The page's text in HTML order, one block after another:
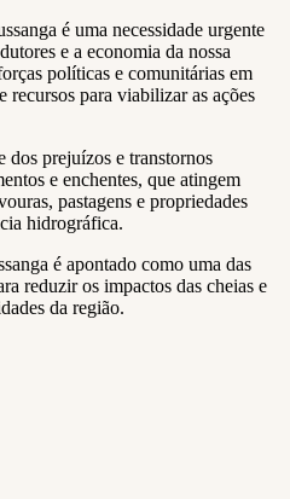
é uma necessidade urgente
e a economia da nossa
políticas e comunitárias em
recursos para viabilizar as ações
dos prejuízos e transtornos
e enchentes, que atingem
pastagens e propriedades
hidrográfica.
é apontado como uma das
reduzir os impactos das cheias e
da região.